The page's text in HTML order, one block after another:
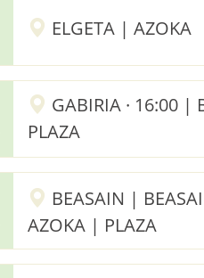
ELGETA | AZOKA
GABIRIA · 16:00 |
PLAZA
BEASAIN |
AZOKA | PLAZA